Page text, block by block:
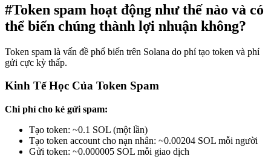
#Token spam hoạt động như thế nào và có
thể biến chúng thành lợi nhuận không?
Token spam là vấn đề phổ biến trên Solana do phí tạo token và phí
gửi cực kỳ thấp.
Kinh Tế Học Của Token Spam
Chi phí cho kẻ gửi spam:
Tạo token: ~0.1 SOL (một lần)
Tạo token account cho nạn nhân: ~0.00204 SOL mỗi người
Gửi token: ~0.000005 SOL mỗi giao dịch